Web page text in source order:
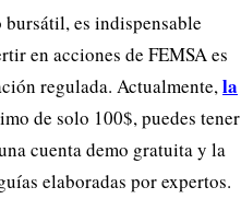
es indispensable
en acciones de FEMSA es
regulada. Actualmente,la
de solo 100$, puedes tener
cuenta demo gratuita y la
elaboradas por expertos.